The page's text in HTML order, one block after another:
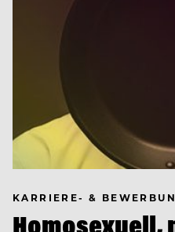
KARRIERE- &